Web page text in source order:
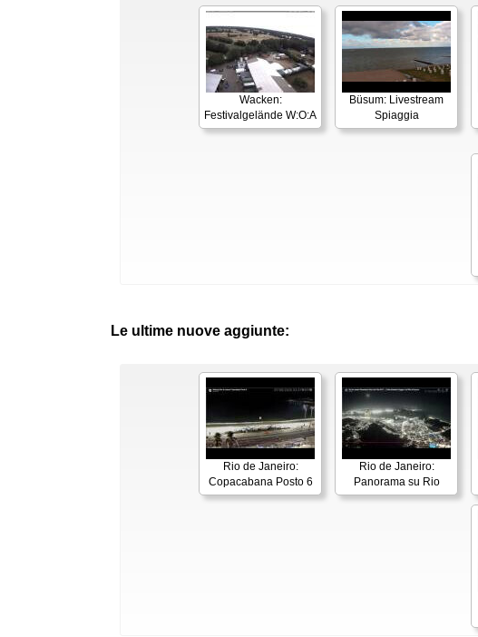
Wacken:
Festivalgelände W:O:A
Büsum: Livestream
Spiaggia
Le ultime nuove aggiunte:
Rio de Janeiro:
Copacabana Posto 6
Rio de Janeiro:
Panorama su Rio